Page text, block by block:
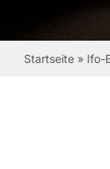
Startseite» Ifo-